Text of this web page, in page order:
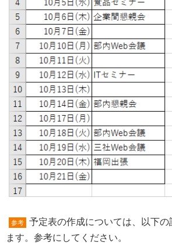
参考
予定表の作成については、以下
ます。参考にしてください。